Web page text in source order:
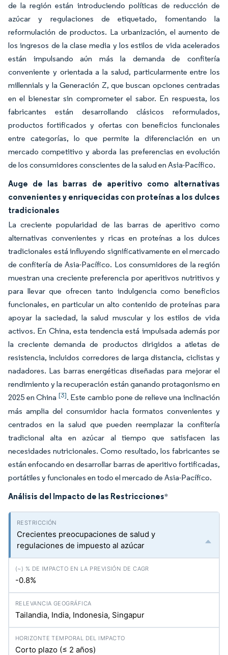
de la región están introduciendo políticas de reducción de
azúcar y regulaciones de etiquetado, fomentando la
reformulación de productos. La urbanización, el aumento de
los ingresos de la clase media y los estilos de vida acelerados
están impulsando aún más la demanda de confitería
conveniente y orientada a la salud, particularmente entre los
millennials y la Generación Z, que buscan opciones centradas
en el bienestar sin comprometer el sabor. En respuesta, los
fabricantes están desarrollando clásicos reformulados,
productos fortificados y ofertas con beneficios funcionales
entre categorías, lo que permite la diferenciación en un
mercado competitivo y aborda las preferencias en evolución
de los consumidores conscientes de la salud en Asia-Pacífico.
Auge de las barras de aperitivo como alternativas
convenientes y enriquecidas con proteínas a los dulces
tradicionales
La creciente popularidad de las barras de aperitivo como
alternativas convenientes y ricas en proteínas a los dulces
tradicionales está influyendo significativamente en el mercado
de confitería de Asia-Pacífico. Los consumidores de la región
muestran una creciente preferencia por aperitivos nutritivos y
para llevar que ofrecen tanto indulgencia como beneficios
funcionales, en particular un alto contenido de proteínas para
apoyar la saciedad, la salud muscular y los estilos de vida
activos. En China, esta tendencia está impulsada además por
la creciente demanda de productos dirigidos a atletas de
resistencia, incluidos corredores de larga distancia, ciclistas y
nadadores. Las barras energéticas diseñadas para mejorar el
rendimiento y la recuperación están ganando protagonismo en
2025 en China [3]. Este cambio pone de relieve una inclinación
más amplia del consumidor hacia formatos convenientes y
centrados en la salud que pueden reemplazar la confitería
tradicional alta en azúcar al tiempo que satisfacen las
necesidades nutricionales. Como resultado, los fabricantes se
están enfocando en desarrollar barras de aperitivo fortificadas,
portátiles y funcionales en todo el mercado de Asia-Pacífico.
Análisis del Impacto de las Restricciones*
Crecientes preocupaciones de salud y
regulaciones de impuesto al azúcar
-0.8%
Tailandia, India, Indonesia, Singapur
Corto plazo (≤ 2 años)